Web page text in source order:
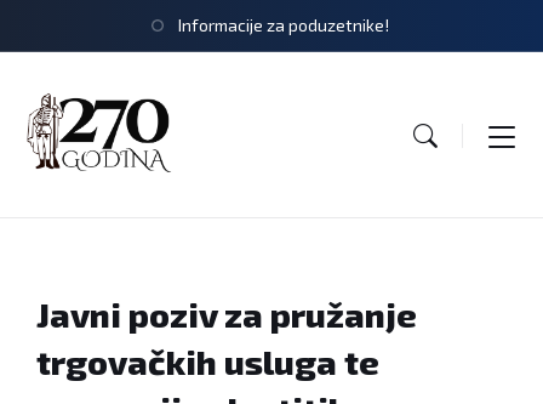
Informacije za poduzetnike!
Javni poziv za pružanje
trgovačkih usluga te